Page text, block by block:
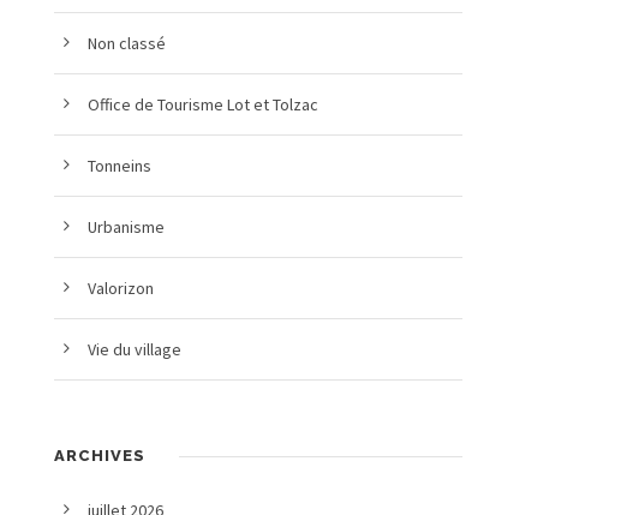
Non classé
Office de Tourisme Lot et Tolzac
Tonneins
Urbanisme
Valorizon
Vie du village
ARCHIVES
juillet 2026